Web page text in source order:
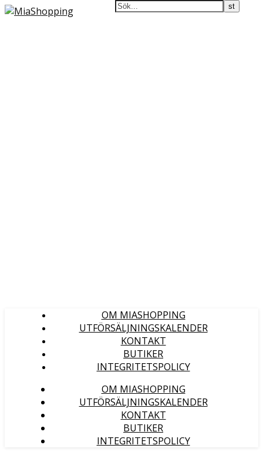
OM MIASHOPPING
UTFÖRSÄLJNINGSKALENDER
KONTAKT
BUTIKER
INTEGRITETSPOLICY
OM MIASHOPPING
UTFÖRSÄLJNINGSKALENDER
KONTAKT
BUTIKER
INTEGRITETSPOLICY